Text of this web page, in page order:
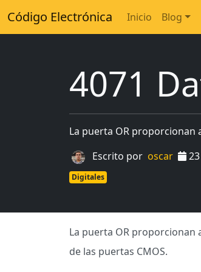
Código Electrónica Inicio Blog
4071
La puerta OR proporcionan
Escrito por oscar
Digitales
La puerta OR proporcionan
de las puertas CMOS.